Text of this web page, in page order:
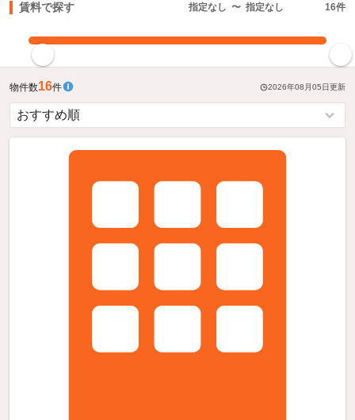
賃料で探す 指定なし 〜 指定なし 16件
物件数16件 2026年08月05日更新